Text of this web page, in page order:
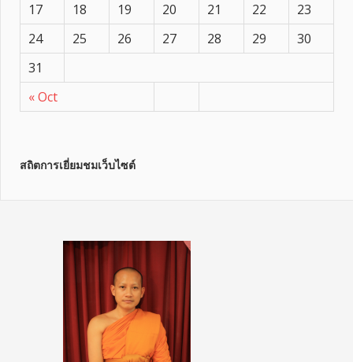
« Oct
17
18 19 20 21 22
23
24
25 26 27 28 29
30
31
สถิตการเยี่ยมชมเว็บไซต์